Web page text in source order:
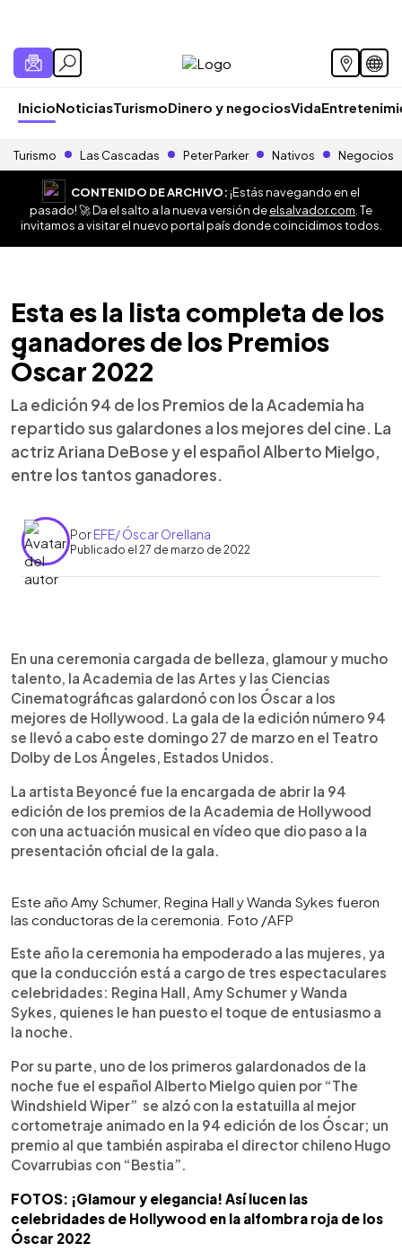
InicioNoticiasTurismoDinero y negociosVida
Turismo Las Cascadas Peter Parker Nativos Negocios
CONTENIDO DE ARCHIVO:¡Estás navegando en el
pasado! 🚀 Da el salto a la nueva versión deelsalvador.com . Te
invitamos a visitar el nuevo portal país donde coincidimos todos.
Esta es la lista completa de los
ganadores de los Premios
Óscar 2022
La edición 94 de los Premios de la Academia ha
repartido sus galardones a los mejores del cine. La
actriz Ariana DeBose y el español Alberto Mielgo,
entre los tantos ganadores.
PorEFE/ Óscar Orellana
Publicado el 27 de marzo de 2022
Escuchar artículo
En una ceremonia cargada de belleza, glamour y mucho
talento, la Academia de las Artes y las Ciencias
Cinematográficas galardonó con los Óscar a los
mejores de Hollywood. La gala de la edición número 94
se llevó a cabo este domingo 27 de marzo en el Teatro
Dolby de Los Ángeles, Estados Unidos.
La artista Beyoncé fue la encargada de abrir la 94
edición de los premios de la Academia de Hollywood
con una actuación musical en vídeo que dio paso a la
presentación oficial de la gala.
Este año Amy Schumer, Regina Hall y Wanda Sykes fueron
las conductoras de la ceremonia. Foto /AFP
Este año la ceremonia ha empoderado a las mujeres, ya
que la conducción está a cargo de tres espectaculares
celebridades: Regina Hall, Amy Schumer y Wanda
Sykes, quienes le han puesto el toque de entusiasmo a
la noche.
Por su parte, uno de los primeros galardonados de la
noche fue el español Alberto Mielgo quien por “The
Windshield Wiper” se alzó con la estatuilla al mejor
cortometraje animado en la 94 edición de los Óscar; un
premio al que también aspiraba el director chileno Hugo
Covarrubias con “Bestia”.
FOTOS: ¡Glamour y elegancia! Así lucen las
celebridades de Hollywood en la alfombra roja de los
Óscar 2022